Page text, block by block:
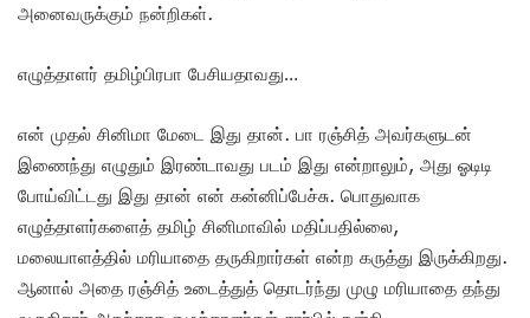
அனைவருக்கும் நன்றிகள்.
எழுத்தாளர் தமிழ்பிரபா பேசியதாவது…
என் முதல் சினிமா மேடை இது தான். பா ரஞ்சித் அவர்களுடன்
இணைந்து எழுதும் இரண்டாவது படம் இது என்றாலும், அது ஓடிடி
போய்விட்டது இது தான் என் கன்னிப்பேச்சு. பொதுவாக
எழுத்தாளர்களைத் தமிழ் சினிமாவில் மதிப்பதில்லை,
மலையாளத்தில் மரியாதை தருகிறார்கள் என்ற கருத்து இருக்கிறது.
ஆனால் அதை ரஞ்சித் உடைத்துத் தொடர்ந்து முழு மரியாதை தந்து